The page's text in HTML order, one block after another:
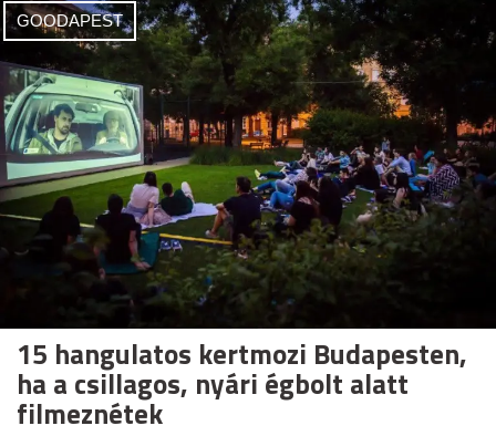
GOODAPEST
15 hangulatos kertmozi Budapesten,
ha a csillagos, nyári égbolt alatt
filmeznétek